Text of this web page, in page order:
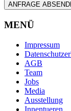
ANFRAGE
MENÜ
Impressum
AGB
Team
Jobs
Media
Ausstellung
Innentueren